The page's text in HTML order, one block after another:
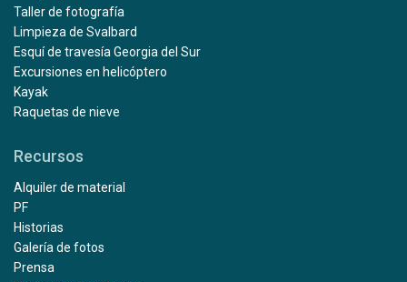
Taller de fotografía
Limpieza de Svalbard
Esquí de travesía Georgia del Sur
Excursiones en helicóptero
Kayak
Raquetas de nieve
Recursos
Alquiler de material
PF
Historias
Galería de fotos
Prensa